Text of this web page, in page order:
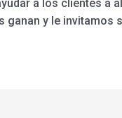
a los clientes a
y le invitamos